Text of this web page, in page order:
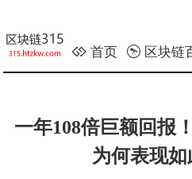
首页 区块链
一年108倍巨额回报
为何表现如